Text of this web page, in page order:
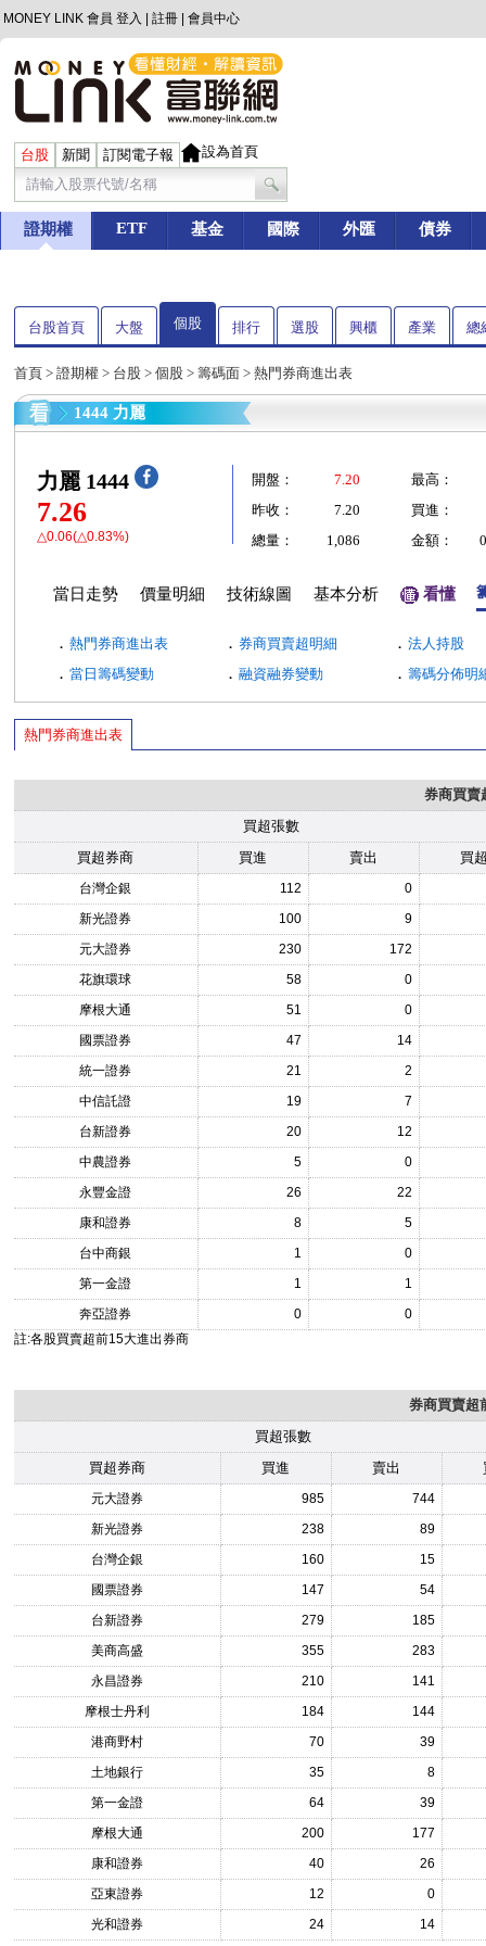
MONEY LINK 會員 登入 註冊 會員中心
台股 新聞 訂閱電子報 設為首頁
證期權 ETF 基金 國際 外匯 債券
台股首頁 大盤 個股 排行 選股 興櫃 產業 總
首頁 > 證期權 > 台股 > 個股 > 籌碼面 > 熱門券商進出表
1444 力麗
力麗 1444
7.26
△0.06(△0.83%)
開盤： 7.20
最高：
昨收：
7.20
買進：
總量：
1,086 金額：
當日走勢 價量明細 技術線圖 基本分析 看懂
． 熱門券商進出表 ． 券商買賣超明細 ． 法人持股
． 當日籌碼變動 ． 融資融券變動 ． 籌碼分佈明
熱門券商進出表
券商買賣
買超張數
買超券商
買進 賣出 買
台灣企銀 112
0
新光證券
100
9
元大證券
230
172
花旗環球
58
0
摩根大通
51
0
國票證券
47
14
統一證券
21
2
中信託證
19
7
台新證券
20
12
中農證券
5
0
永豐金證
26
22
康和證券
8
5
台中商銀
1
0
第一金證
1
1
奔亞證券
0
0
註:各股買賣超前15大進出券商
券商買賣超
買超張數
買超券商
買進 賣出
元大證券 985
744
新光證券
238
89
台灣企銀
160
15
國票證券
147
54
台新證券
279
185
美商高盛
355
283
永昌證券
210
141
摩根士丹利
184
144
港商野村
70
39
土地銀行
35
8
第一金證
64
39
摩根大通
200
177
康和證券
40
26
亞東證券
12
0
光和證券
24 14